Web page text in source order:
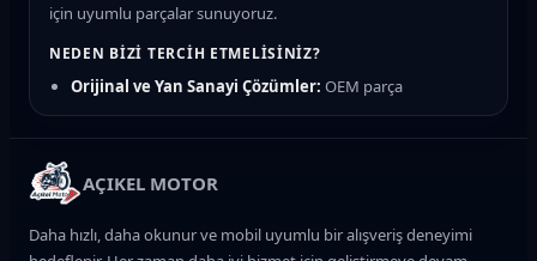
için uyumlu parçalar sunuyoruz.
NEDEN BIZI TERCIH ETMELISINIZ?
Orijinal ve Yan Sanayi Çözümler: OEM parça
kalitesinde güvenilir seçenekler
Uzman Destek:
uyumluluk desteği
AÇIKEL MOTOR
Daha hızlı, daha okunur ve mobil uyumlu bir alışveriş deneyimi